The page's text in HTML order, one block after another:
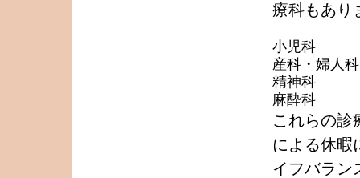
療科もあり
小児科
産科・婦人科
精神科
麻酔科
これらの診
による休暇
イフバラン